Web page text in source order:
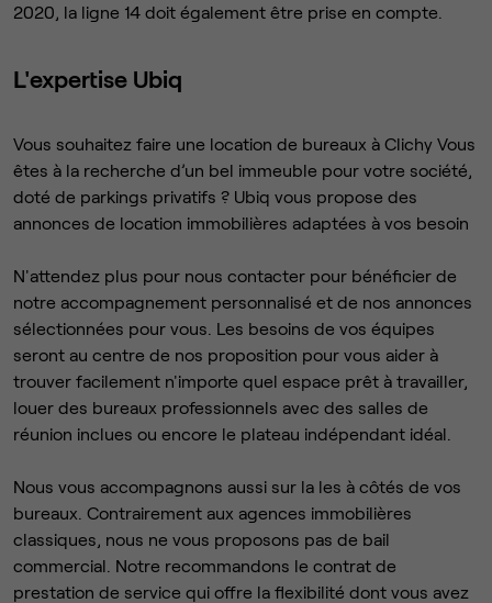
2020, la ligne 14 doit également être prise en compte.
L'expertise Ubiq
Vous souhaitez faire une location de bureaux à Clichy Vous
êtes à la recherche d’un bel immeuble pour votre société,
doté de parkings privatifs ? Ubiq vous propose des
annonces de location immobilières adaptées à vos besoin
N'attendez plus pour nous contacter pour bénéficier de
notre accompagnement personnalisé et de nos annonces
sélectionnées pour vous. Les besoins de vos équipes
seront au centre de nos proposition pour vous aider à
trouver facilement n'importe quel espace prêt à travailler,
louer des bureaux professionnels avec des salles de
réunion inclues ou encore le plateau indépendant idéal.
Nous vous accompagnons aussi sur la les à côtés de vos
bureaux. Contrairement aux agences immobilières
classiques, nous ne vous proposons pas de bail
commercial. Notre recommandons le contrat de
prestation de service qui offre la flexibilité dont vous avez